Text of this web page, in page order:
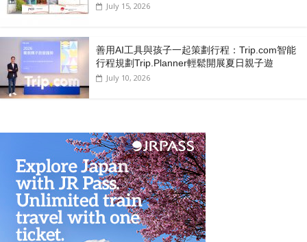
July 15, 2026
善用AI工具與孩子一起策劃行程：Trip.com智能
行程規劃Trip.Planner輕鬆開展夏日親子遊
July 10, 2026